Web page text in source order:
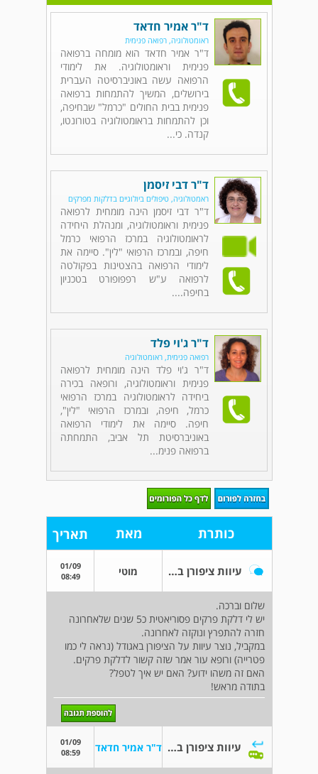
ד"ר אמיר חדאד
ראומטולוגיה, רפואה פנימית
ד"ר אמיר חדאד הוא מומחה ברפואה
פנימית וראומטולוגיה. את לימודי
הרפואה עשה באוניברסיטה העברית
בירושלים, המשיך להתמחות ברפואה
פנימית בבית החולים "כרמל" שבחיפה,
וכן להתמחות בראומטולוגיה בטורונטו,
קנדה. כי...
ד"ר דבי זיסמן
ראמטולוגיה, טיפולים ביולוגיים בדלקות מפרקים
ד"ר דבי זיסמן הינה מומחית לרפואה
פנימית וראומטולוגיה, ומנהלת היחידה
לראומטולוגיה במרכז הרפואי כרמל
חיפה, ובמרכז הרפואי "לין". סיימה את
לימודי הרפואה בהצטינות בפקולטה
לרפואה ע"ש רפפופורט בטכניון
בחיפה....
ד"ר ג'וי פלד
רפואה פנימית, ראומטולוגיה
ד"ר ג'וי פלד הינה מומחית לרפואה
פנימית וראומטולוגיה, ורופאה בכירה
ביחידה לראומטולוגיה במרכז הרפואי
כרמל, חיפה, ובמרכז הרפואי "לין",
חיפה. סיימה את לימודי הרפואה
באוניברסיטת תל אביב, התמחתה
ברפואה פנימ...
כותרת מאת תאריך
עיוות ציפורן בעקבות דלקת פרקים מוטי
01/09
08:49
שלום וברכה.
יש לי דלקת פרקים פסוריאטית כ5 שנים שלאחרונה
חזרה להתפרץ ונוקזה לאחרונה.
במקביל, נוצר עיוות על הציפורן באגודל (נראה לי כמו
פטרייה) ורופא עור אמר שזה קשור לדלקת פרקים.
האם זה משהו ידוע? האם יש איך לטפל?
בתודה מראש!
עיוות ציפורן בעקבות דלקת פרקים ד"ר אמיר חדאד
01/09
08:59